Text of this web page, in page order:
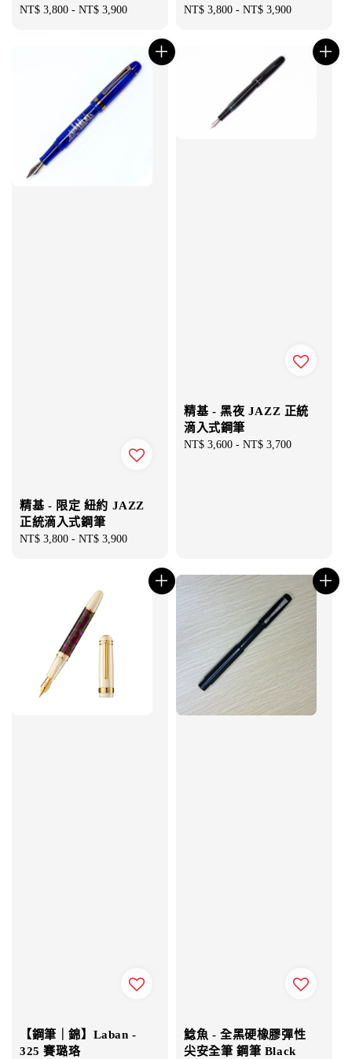
Regular
NT$ 3,800 - NT$ 3,900
Regular
NT$ 3,800 - NT$ 3,900
精基 - 限定 紐約 JAZZ
正統滴入式鋼筆
Regular
NT$ 3,800 - NT$ 3,900
精基 - 黑夜 JAZZ 正統
滴入式鋼筆
Regular
NT$ 3,600 - NT$ 3,700
【鋼筆｜錦】Laban -
325 賽璐珞
鯰魚 - 全黑硬橡膠彈性
尖安全筆 鋼筆 Black